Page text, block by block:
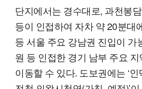
단지에서는 경수대로, 과천봉
등이 인접하여 자차 약 20분대
등 서울 주요 강남권 진입이 가
원 등 인접한 경기 남부 주요
이동할 수 있다. 도보권에는 ‘